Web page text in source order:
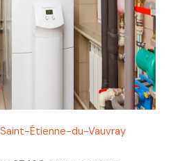
Étienne-du-Vauvray